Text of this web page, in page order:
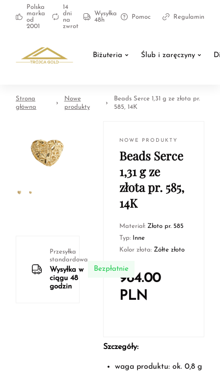
Polska
marka
od
2001
14
dni
na
zwrot
Wysyłka
48h
Pomoc Regulamin
Biżuteria Ślub i zaręczyny
Strona
główna
Nowe
produkty
Beads Serce 1,31 g ze złota pr.
585, 14K
Przesyłka
standardowa
Wysyłka w
ciągu 48
godzin
Bezpłatnie
NOWE PRODUKTY
Beads Serce
1,31 g ze
złota pr. 585,
14K
Materiał: Złoto pr. 585
Typ:
Inne
Kolor złota: Żółte złoto
984.00
PLN
Szczegóły:
waga produktu: ok. 0,8 g